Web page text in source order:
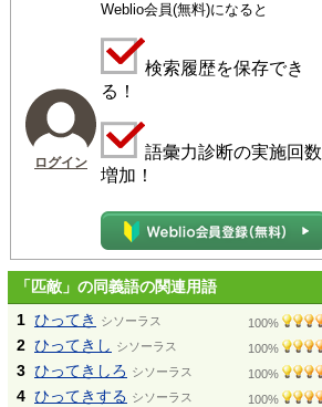
ログイン
Weblio会員(無料)になると
検索履歴を保存でき
る！
語彙力診断の実施回数
増加！
「匹敵」の同義語の関連用語
1 ひってき シソーラス 100%
2 ひってきし シソーラス 100%
3 ひってきしろ シソーラス 100%
4 ひってきする シソーラス 100%